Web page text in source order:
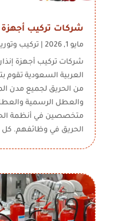
شركات تركيب أجهزة إنذار
مايو 1, 2026 | تركيب
شركات تركيب أجهزة
العربية السعودية تقوم
من الحريق لجميع مدن
والعطل الرسمية
متخصصين في أنظمة
الحريق في وظائفهم.